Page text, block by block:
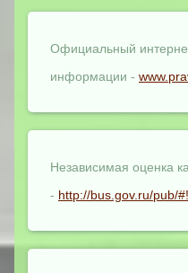
Официальный
информации -
Независимая оценка
- http://bus.gov.ru/pub/